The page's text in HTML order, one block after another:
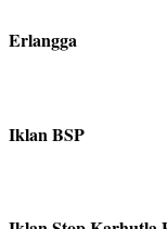
Erlangga
Iklan BSP